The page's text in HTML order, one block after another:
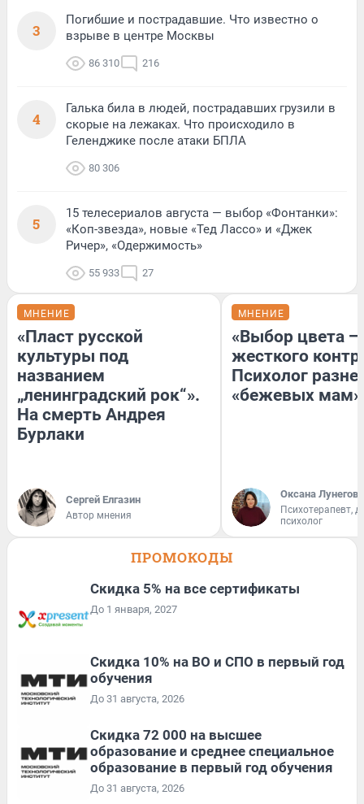
3
Погибшие и пострадавшие. Что известно о
взрыве в центре Москвы
86 310 216
4
Галька била в людей, пострадавших грузили в
скорые на лежаках. Что происходило в
Геленджике после атаки БПЛА
80 306
5
15 телесериалов августа — выбор «Фонтанки»:
«Коп-звезда», новые «Тед Лассо» и «Джек
Ричер», «Одержимость»
55 933 27
МНЕНИЕ
«Пласт русской
культуры под
названием
„ленинградский рок“».
На смерть Андрея
Бурлаки
Сергей Елгазин
Автор мнения
МНЕНИЕ
«Выбор цвета —
жесткого
Психолог
«бежевых мам»
Оксана Лунегова
Психотерапевт,
психолог
ПРОМОКОДЫ
Скидка 5% на все сертификаты
До 1 января, 2027
Скидка 10% на ВО и СПО в первый год
обучения
До 31 августа, 2026
Скидка 72 000 на высшее
образование и среднее специальное
образование в первый год обучения
До 31 августа, 2026